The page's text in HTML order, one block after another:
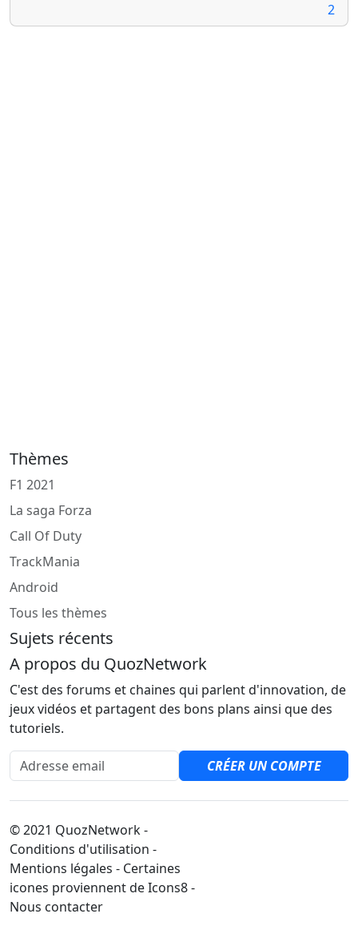
2
Thèmes
F1 2021
La saga Forza
Call Of Duty
TrackMania
Android
Tous les thèmes
Sujets récents
A propos du QuozNetwork
C'est des forums et chaines qui parlent d'innovation, de
jeux vidéos et partagent des bons plans ainsi que des
tutoriels.
Adresse email
CRÉER UN COMPTE
© 2021 QuozNetwork -
Conditions d'utilisation -
Mentions légales - Certaines
icones proviennent de Icons8 -
Nous contacter